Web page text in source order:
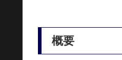
概要